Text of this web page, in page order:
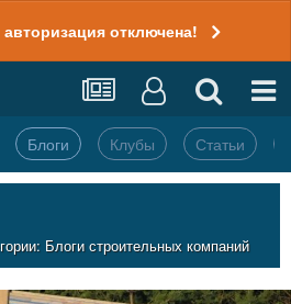
отключена!
Блоги Клубы Статьи
Блоги строительных компаний